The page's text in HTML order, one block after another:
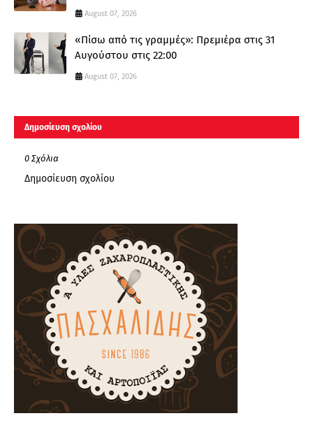
August 07, 2026
«Πίσω από τις γραμμές»: Πρεμιέρα στις 31
Αυγούστου στις 22:00
August 07, 2026
Δημοσίευση σχολίου
0 Σχόλια
Δημοσίευση σχολίου